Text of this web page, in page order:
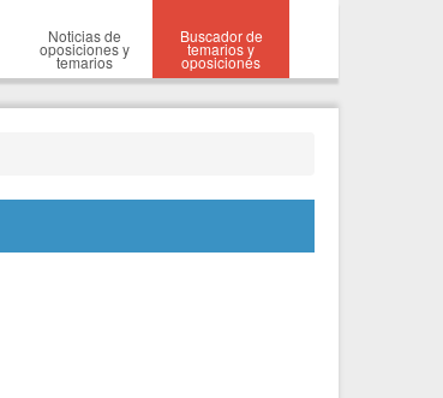
Noticias de
oposiciones y
temarios
Buscador de
temarios y
oposiciones